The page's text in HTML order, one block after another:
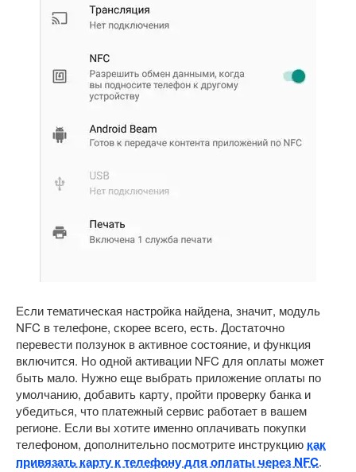
Если тематическая настройка найдена, значит, модуль
NFC в телефоне, скорее всего, есть. Достаточно
перевести ползунок в активное состояние, и функция
включится. Но одной активации NFC для оплаты может
быть мало. Нужно еще выбрать приложение оплаты по
умолчанию, добавить карту, пройти проверку банка и
убедиться, что платежный сервис работает в вашем
регионе. Если вы хотите именно оплачивать покупки
телефоном, дополнительно посмотрите инструкцию как
привязать карту к телефону для оплаты через NFC.